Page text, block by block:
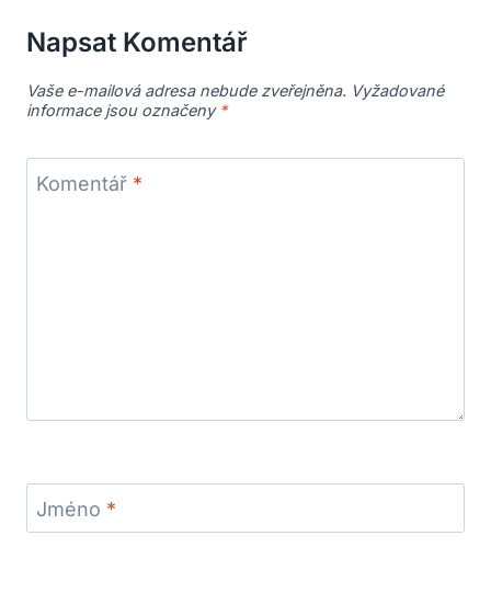
Napsat Komentář
Vaše e-mailová adresa nebude zveřejněna. Vyžadované
informace jsou označeny *
Komentář *
Jméno *